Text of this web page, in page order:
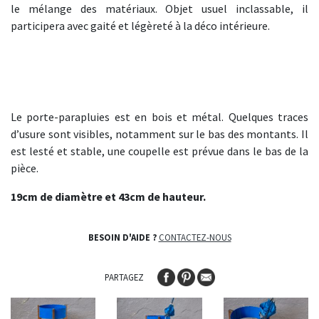
le mélange des matériaux. Objet usuel inclassable, il
participera avec gaité et légèreté à la déco intérieure.
Le porte-parapluies est en bois et métal. Quelques traces
d’usure sont visibles, notamment sur le bas des montants. Il
est lesté et stable, une coupelle est prévue dans le bas de la
pièce.
19cm de diamètre et 43cm de hauteur.
BESOIN D'AIDE ? CONTACTEZ-NOUS
PARTAGEZ